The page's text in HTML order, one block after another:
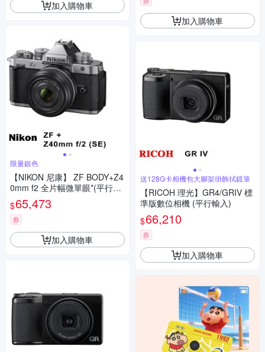
加入購物車
限量銀色
【NIKON 尼康】 ZF BODY+Z4
0mm f2 全片幅微單眼*(平行輸
入)
$65,473
券
加入購物車
加入購物車
送128G卡相機包大腳架掛飾拭鏡筆
【RICOH 理光】GR4/GRIV 標
準版數位相機 (平行輸入)
$66,210
券
加入購物車